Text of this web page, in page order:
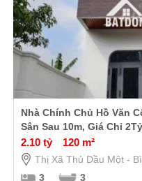
Nhà Chính Chủ Hồ Văn
Sân Sau 10m, Giá Chỉ
2.10 tỷ 120 m²
Thị Xã Thủ Dầu Một -
3
3